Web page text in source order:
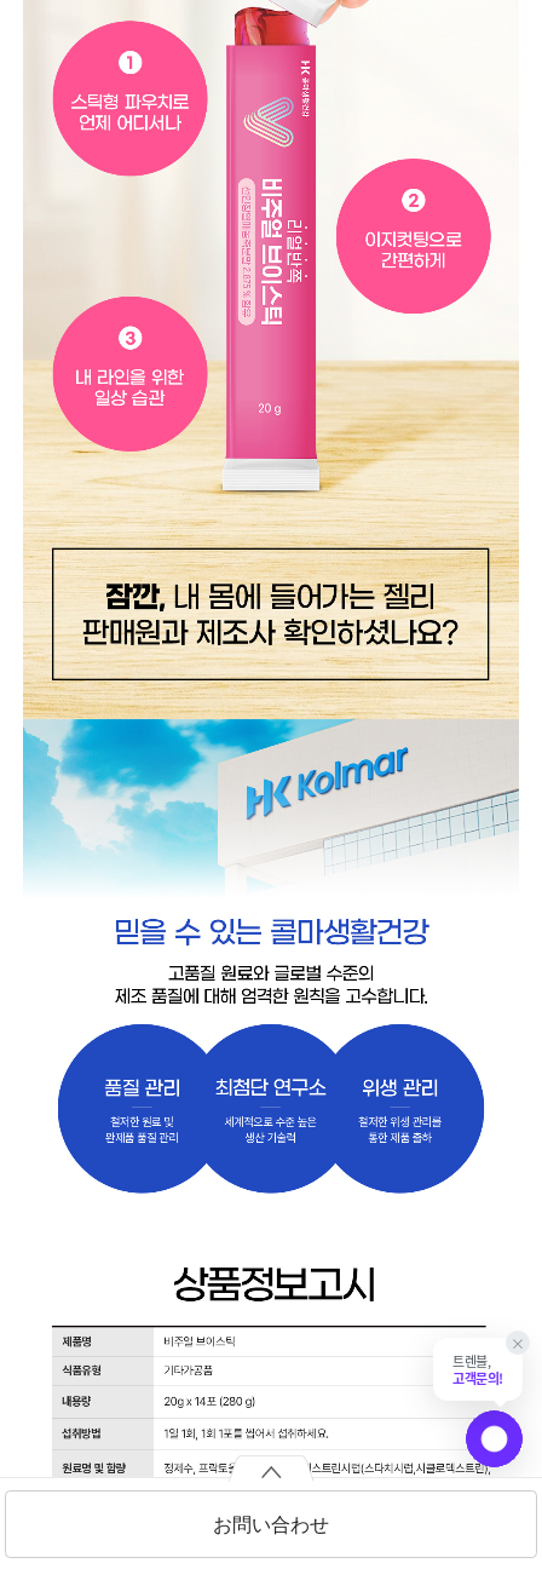
채팅 상담
×
트렌블,
고객문의!
お問い合わせ